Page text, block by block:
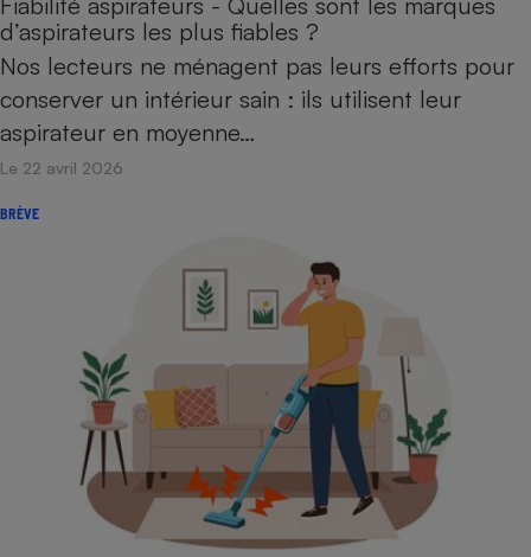
d’aspirateurs les plus fiables ?
Nos lecteurs ne ménagent pas leurs efforts pour
conserver un intérieur sain : ils utilisent leur
aspirateur en moyenne…
Le 22 avril 2026
BRÈVE
Plaque de cuisson à
induction
Climatiseur -
Ventilateur
Téléphone mobile -